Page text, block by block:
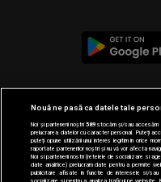
© 2019-2026 DOGAN
Nouă ne pasă ca datele tale
Noi și partenerii noștri589stocăm și/sau accesăm
prelucrarea datelor cu caracter personal. Puteți
puteți opune utilizării unui interes legitim în orice
raportate partenerilor noștri și nu vă vor afecta
Noi si partenerii nostri (retelele de socializare si
date analitice) prelucram date pentru a permite
publicitare afisate in functie de interesele si/
socializare si pentru a analiza traficul pe website.